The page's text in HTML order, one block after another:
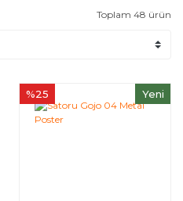
Toplam 48 ürün
Yeni
%25